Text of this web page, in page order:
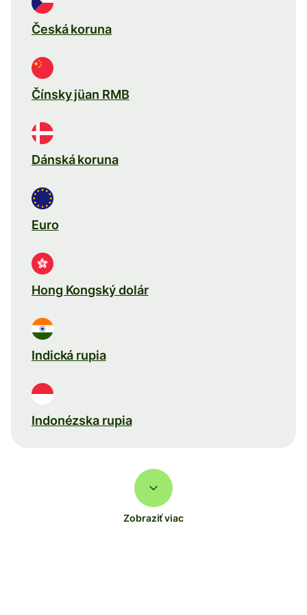
Česká koruna
Čínsky jüan RMB
Dánská koruna
Euro
Hong Kongský dolár
Indická rupia
Indonézska rupia
Zobraziť viac